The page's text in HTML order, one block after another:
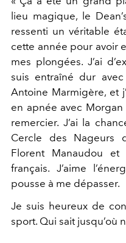
lieu magique, le
ressenti un véritable
cette année pour avoir
mes plongées. J’ai
suis entraîné dur
Antoine Marmigère, et
en apnée avec Morgan
remercier. J’ai la
Cercle des Nageurs
Florent Manaudou
français. J’aime
pousse à me dépasser.
Je suis heureux de
sport. Qui sait jusqu’où